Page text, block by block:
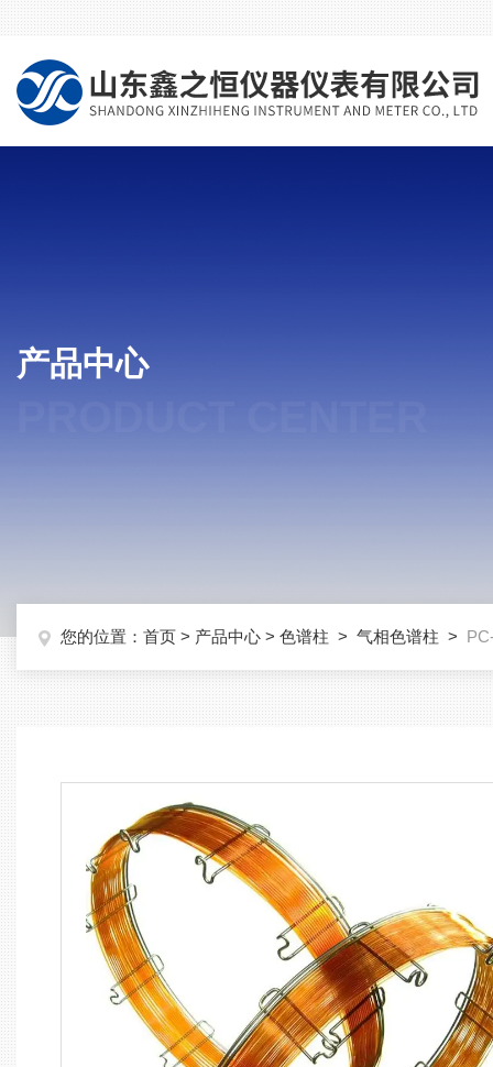
产品中心
您的位置： 首页 > 产品中心 > 色谱柱 > 气相色谱柱 >